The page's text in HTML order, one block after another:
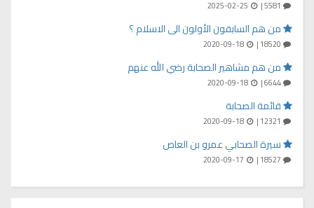
من هم السابقون الأولون الى الاسلام ؟
2020-09-18
من هم مشاهير الصحابة رضي الله عنهم
6644 |
2020-09-18
قائمة الصحابة
2020-09-18
سيرة الصحابي عمرو بن العاص